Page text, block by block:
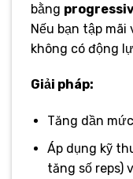
bằng
Nếu bạn tập
không có động
Giải pháp:
Tăng dần
Áp dụng kỹ
tăng số reps)